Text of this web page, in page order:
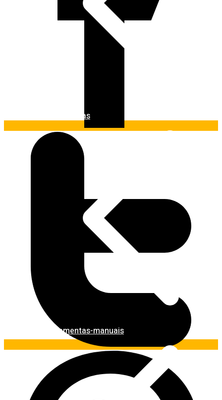
Ferramentas
Ferramentas-manuais